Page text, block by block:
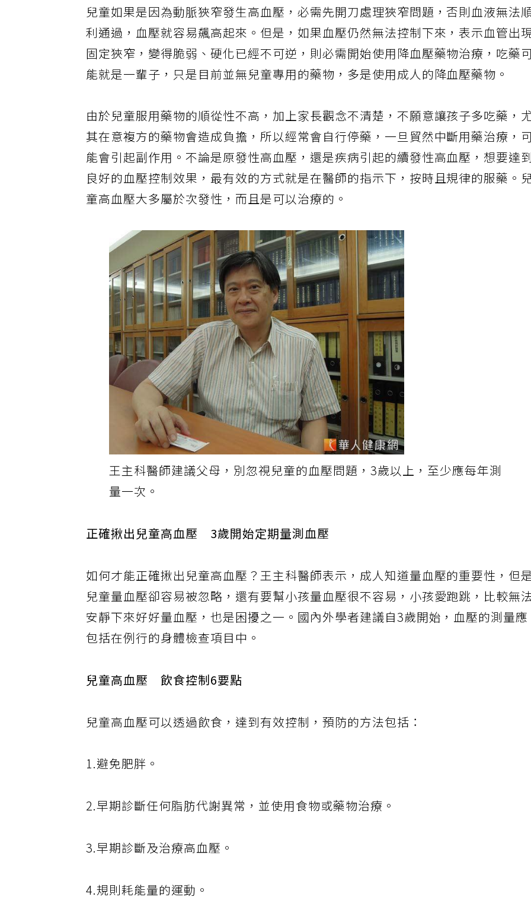
兒童如果是因為動脈狹窄發生高血壓，必需先開刀處理狹窄問題，否則血液無法
利通過，血壓就容易飆高起來。但是，如果血壓仍然無法控制下來，表示血管出
固定狹窄，變得脆弱、硬化已經不可逆，則必需開始使用降血壓藥物治療，吃藥可
能就是一輩子，只是目前並無兒童專用的藥物，多是使用成人的降血壓藥物。
由於兒童服用藥物的順從性不高，加上家長觀念不清楚，不願意讓孩子多吃藥，
其在意複方的藥物會造成負擔，所以經常會自行停藥，一旦貿然中斷用藥治療，可
能會引起副作用。不論是原發性高血壓，還是疾病引起的續發性高血壓，想要達到
良好的血壓控制效果，最有效的方式就是在醫師的指示下，按時且規律的服藥。
童高血壓大多屬於次發性，而且是可以治療的。
王主科醫師建議父母，別忽視兒童的血壓問題，3歲以上，至少應每年測
量一次。
正確揪出兒童高血壓 3歲開始定期量測血壓
如何才能正確揪出兒童高血壓？王主科醫師表示，成人知道量血壓的重要性，但
兒童量血壓卻容易被忽略，還有要幫小孩量血壓很不容易，小孩愛跑跳，比較無
安靜下來好好量血壓，也是困擾之一。國內外學者建議自3歲開始，血壓的測量應
包括在例行的身體檢查項目中。
兒童高血壓 飲食控制6要點
兒童高血壓可以透過飲食，達到有效控制，預防的方法包括：
1.避免肥胖。
2.早期診斷任何脂肪代謝異常，並使用食物或藥物治療。
3.早期診斷及治療高血壓。